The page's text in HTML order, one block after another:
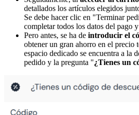
detallados los artículos elegidos
Se debe hacer clic en "Terminar
completar todos los datos del pago
Pero antes, se ha de introducir el
obtener un gran ahorro en el precio
espacio dedicado se encuentra a la
pedido y la pregunta "¿Tienes un